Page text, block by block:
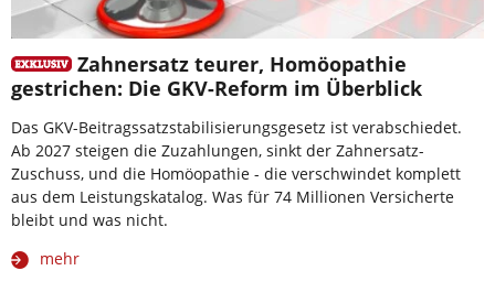
Zahnersatz teurer, Homöopathie
gestrichen: Die GKV-Reform im Überblick
Das GKV-Beitragssatzstabilisierungsgesetz ist verabschiedet.
Ab 2027 steigen die Zuzahlungen, sinkt der Zahnersatz-
Zuschuss, und die Homöopathie - die verschwindet komplett
aus dem Leistungskatalog. Was für 74 Millionen Versicherte
bleibt und was nicht.
mehr